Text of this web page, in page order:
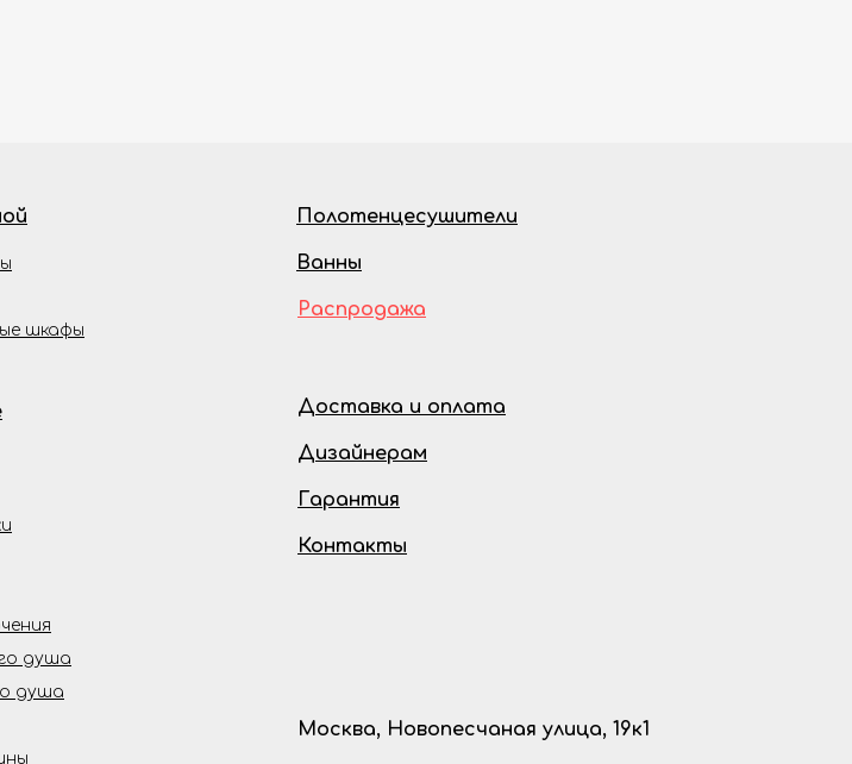
шкафы
Дизайнерам
Доставка и оплата
Гарантия
Контакты
Распродажа
Полотенцесушители
Ванны
душа
душа
Москва, Новопесчаная улица, 19к1